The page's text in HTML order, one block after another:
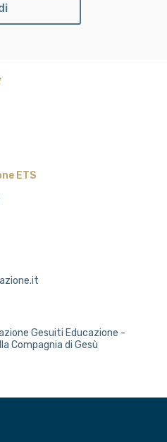
ETS
Gesuiti Educazione -
Compagnia di Gesù